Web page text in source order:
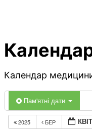
Календар медицини
Пам'ятні дати
2025 БЕР